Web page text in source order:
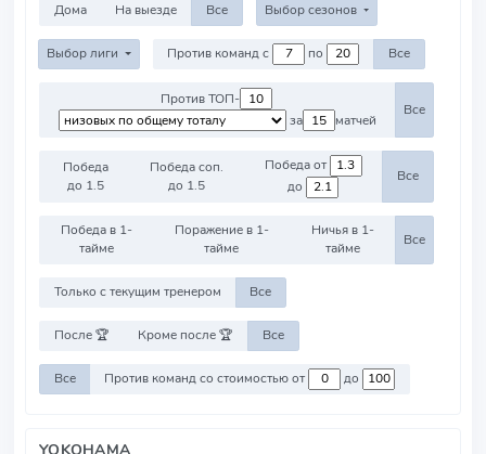
Дома На выезде Все Выбор сезонов
Выбор лиги Против команд с по Все
Против ТОП-
за
матчей
Все
Победа
до 1.5
Победа соп.
до 1.5
Победа от
до
Все
Победа в 1-
тайме
Поражение в 1-
тайме
Ничья в 1-
тайме
Все
Только с текущим тренером Все
После 🏆 Кроме после 🏆 Все
Все Против команд со стоимостью от до
YOKOHAMA